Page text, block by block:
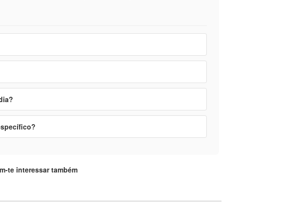
te interessar também